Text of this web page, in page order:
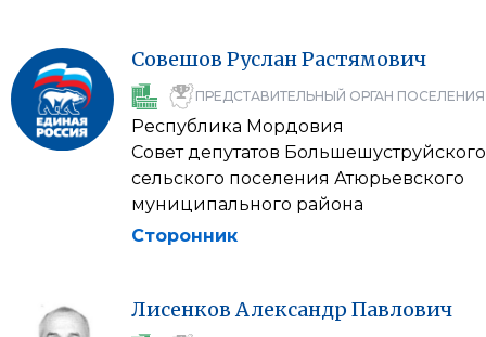
Совешов РусланРастямович
ПРЕДСТАВИТЕЛЬНЫЙ ОРГАН ПОСЕЛЕНИЯ
Республика Мордовия
Совет депутатов Большешуструйского
сельского поселения Атюрьевского
муниципального района
Сторонник
Лисенков Александр Павлович